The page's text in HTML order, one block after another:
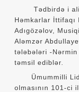
Tədbirdə i ali
Həmkarlar
Adıgözəlov,
Aləmzər
tələbələri -
təmsil ediblər.
Ümummilli
olmasının 101-ci